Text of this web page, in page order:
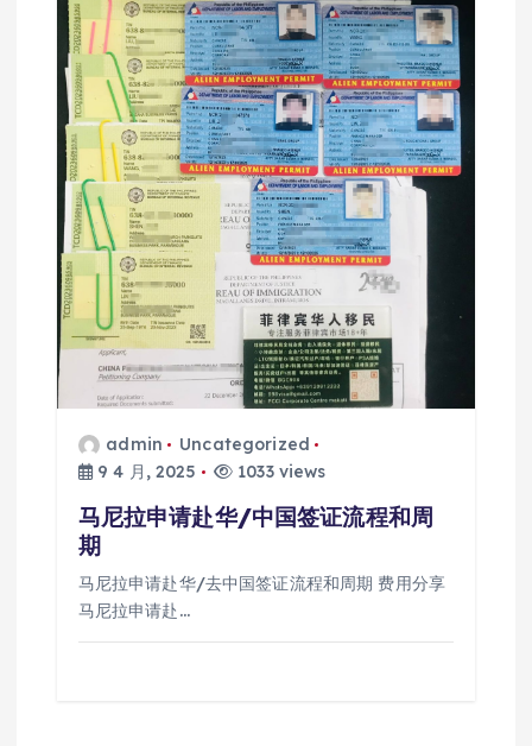
admin
Uncategorized
9 4 月, 2025
1033 views
马尼拉申请赴华/中国签证流程和周
期
马尼拉申请赴华/去中国签证流程和周期 费用分享
马尼拉申请赴…